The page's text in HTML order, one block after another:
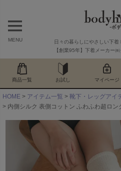
MENU
日々の暮らしにやさしい下
【創業95年】下着メーカー
商品一覧 お試し マイページ
HOME アイテム一覧
靴下・レッグアイ
内側シルク 表側コットン ふわふわ超ロ